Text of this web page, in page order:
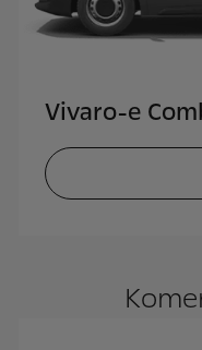
Vivaro-e